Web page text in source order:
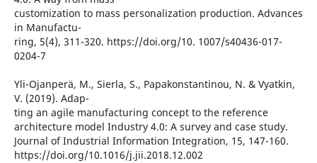
customization to mass personalization production. Advances
in Manufactu-
ring, 5(4), 311-320. https://doi.org/10. 1007/s40436-017-
0204-7
Yli-Ojanperä, M., Sierla, S., Papakonstantinou, N. & Vyatkin,
V. (2019). Adap-
ting an agile manufacturing concept to the reference
architecture model Industry 4.0: A survey and case study.
Journal of Industrial Information Integration, 15, 147-160.
https://doi.org/10.1016/j.jii.2018.12.002